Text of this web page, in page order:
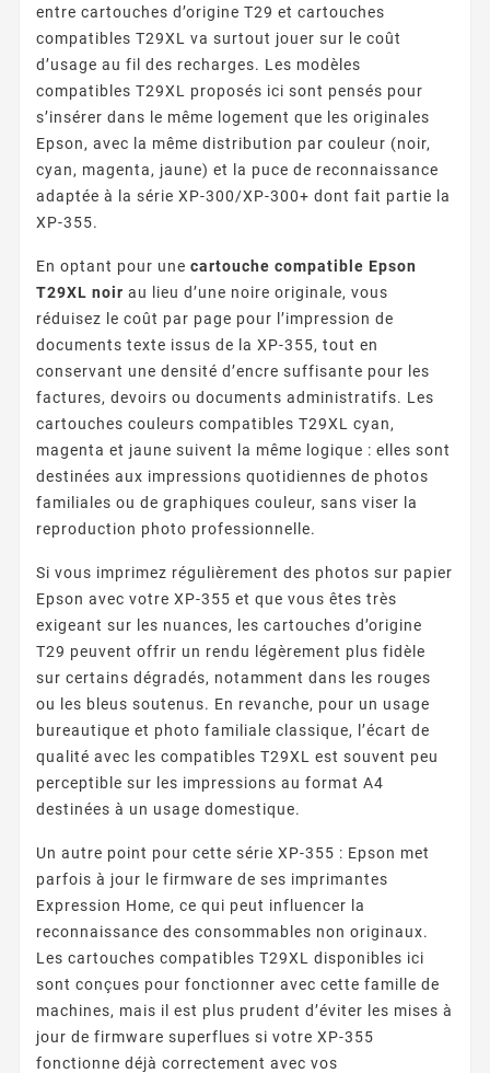
entre cartouches d’origine T29 et cartouches
compatibles T29XL va surtout jouer sur le coût
d’usage au fil des recharges. Les modèles
compatibles T29XL proposés ici sont pensés pour
s’insérer dans le même logement que les originales
Epson, avec la même distribution par couleur (noir,
cyan, magenta, jaune) et la puce de reconnaissance
adaptée à la série XP-300/XP-300+ dont fait partie la
XP-355.
En optant pour une cartouche compatible Epson
T29XL noir au lieu d’une noire originale, vous
réduisez le coût par page pour l’impression de
documents texte issus de la XP-355, tout en
conservant une densité d’encre suffisante pour les
factures, devoirs ou documents administratifs. Les
cartouches couleurs compatibles T29XL cyan,
magenta et jaune suivent la même logique : elles sont
destinées aux impressions quotidiennes de photos
familiales ou de graphiques couleur, sans viser la
reproduction photo professionnelle.
Si vous imprimez régulièrement des photos sur papier
Epson avec votre XP-355 et que vous êtes très
exigeant sur les nuances, les cartouches d’origine
T29 peuvent offrir un rendu légèrement plus fidèle
sur certains dégradés, notamment dans les rouges
ou les bleus soutenus. En revanche, pour un usage
bureautique et photo familiale classique, l’écart de
qualité avec les compatibles T29XL est souvent peu
perceptible sur les impressions au format A4
destinées à un usage domestique.
Un autre point pour cette série XP-355 : Epson met
parfois à jour le firmware de ses imprimantes
Expression Home, ce qui peut influencer la
reconnaissance des consommables non originaux.
Les cartouches compatibles T29XL disponibles ici
sont conçues pour fonctionner avec cette famille de
machines, mais il est plus prudent d’éviter les mises à
jour de firmware superflues si votre XP-355
fonctionne déjà correctement avec vos